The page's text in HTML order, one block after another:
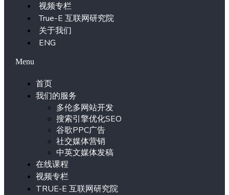
视频专栏
True-E 互联网研究院
关于我们
ENG
Menu
首页
我们的服务
多伦多网站开发
搜索引擎优化SEO
谷歌PPC广告
社交媒体营销
中英文媒体发稿
在线课程
视频专栏
TRUE-E 互联网研究院